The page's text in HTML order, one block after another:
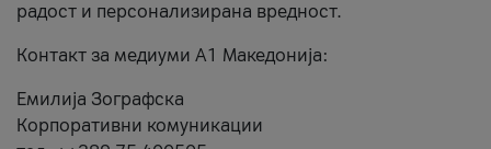
радост и персонализирана вредност.
Контакт за медиуми А1 Македонија:
Емилија Зографска
Корпоративни комуникации